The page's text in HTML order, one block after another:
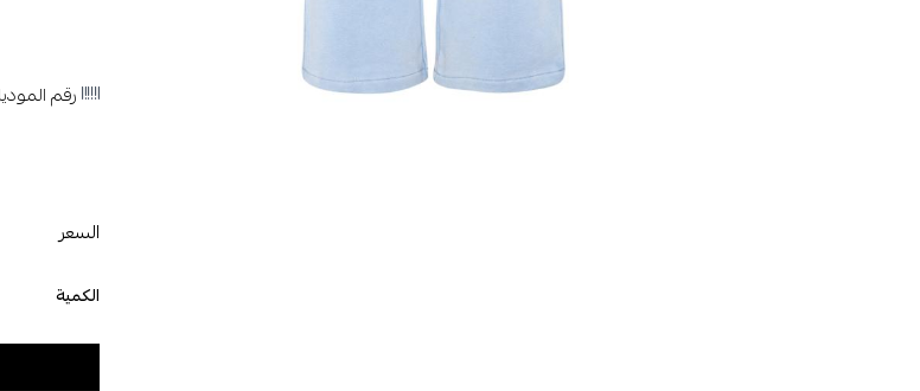
رقم
السعر
الكمية